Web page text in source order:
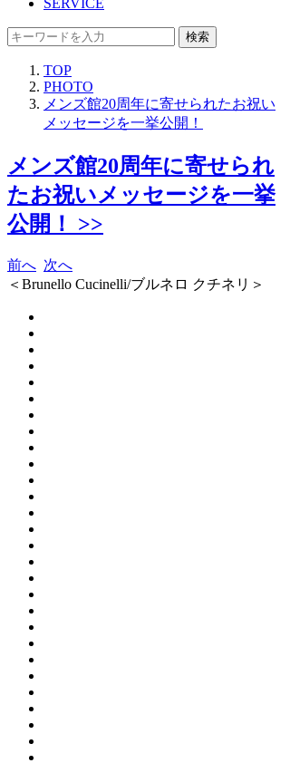
検索
TOP
PHOTO
メンズ館20周年に寄せられたお祝い
メッセージを一挙公開！
メンズ館20周年に寄せられ
たお祝いメッセージを一挙
公開！ >>
前へ 次へ
＜Brunello Cucinelli/ブルネロ クチネリ＞